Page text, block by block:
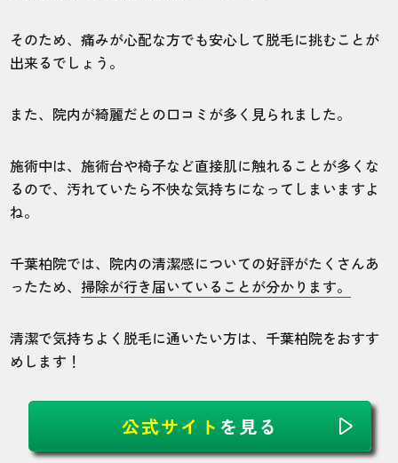
そのため、痛みが心配な方でも安心して脱毛に挑むことが
出来るでしょう。
また、院内が綺麗だとの口コミが多く見られました。
施術中は、施術台や椅子など直接肌に触れることが多くな
るので、汚れていたら不快な気持ちになってしまいますよ
ね。
千葉柏院では、院内の清潔感についての好評がたくさんあ
ったため、 掃除が行き届いていることが分かります。
清潔で気持ちよく脱毛に通いたい方は、千葉柏院をおすす
めします！
公式サイト を見る